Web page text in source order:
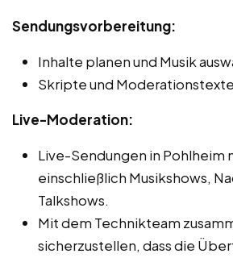
Sendungsvorbereitung:
Inhalte planen und Musik
Skripte und
Live-Moderation:
Live-Sendungen in Pohlheim
einschließlich Musikshows,
Talkshows.
Mit dem Technikteam
sicherzustellen, dass die